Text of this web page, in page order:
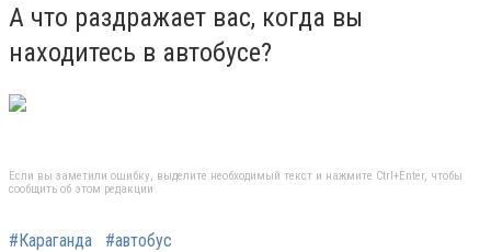
А что раздражает вас, когда вы
находитесь в автобусе?
Если вы заметили ошибку, выделите необходимый текст и нажмите Ctrl+Enter, чтобы
сообщить об этом редакции
#Караганда #автобус